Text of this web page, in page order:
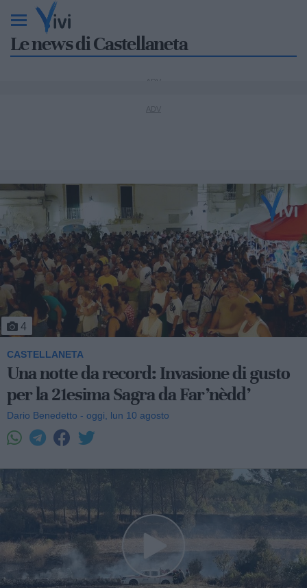
Le news di Castellaneta
4
CASTELLANETA
Una notte da record: Invasione di gusto
per la 21esima Sagra da Far’nèdd’
Dario Benedetto - oggi, lun 10 agosto